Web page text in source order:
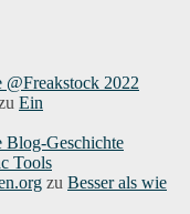
2022
Ein
Blog-Geschichte
Tools
zu Besser als wie